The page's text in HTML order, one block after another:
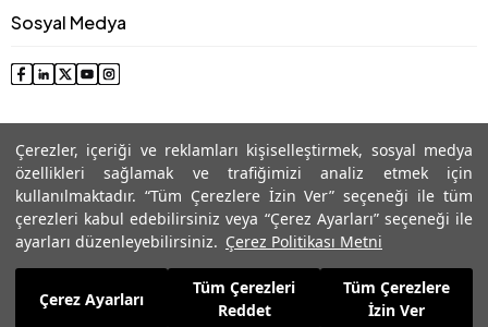
Çerezler, içeriği ve reklamları kişiselleştirmek, sosyal medya
özellikleri sağlamak ve trafiğimizi analiz etmek için
kullanılmaktadır. “Tüm Çerezlere İzin Ver” seçeneği ile tüm
çerezleri kabul edebilirsiniz veya “Çerez Ayarları” seçeneği ile
ayarları düzenleyebilirsiniz. Çerez Politikası Metni
Çerez Ayarları
Tüm Çerezleri
Reddet
Tüm Çerezlere
İzin Ver
5.509,99 TL
2.203,99 Sepete Ekle
Sosyal Medya
© 2025 Roman® Tüm Hakları Saklıdır, İzinsiz kullanılamaz